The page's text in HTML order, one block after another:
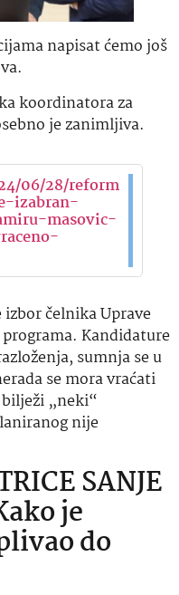
napisat ćemo još
koordinatora za
je zanimljiva.
06/28/reform
izabran-
masovic-
čelnika Uprave
Kandidature
sumnja se u
se mora vraćati
„neki“
nije
SANJE
je
do